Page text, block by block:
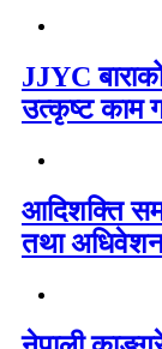
JJYC
उत्कृष्ट काम
आदिशक्ति
तथा अधिवेशन